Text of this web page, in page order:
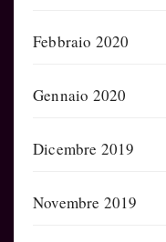
Febbraio 2020
Gennaio 2020
Dicembre 2019
Novembre 2019